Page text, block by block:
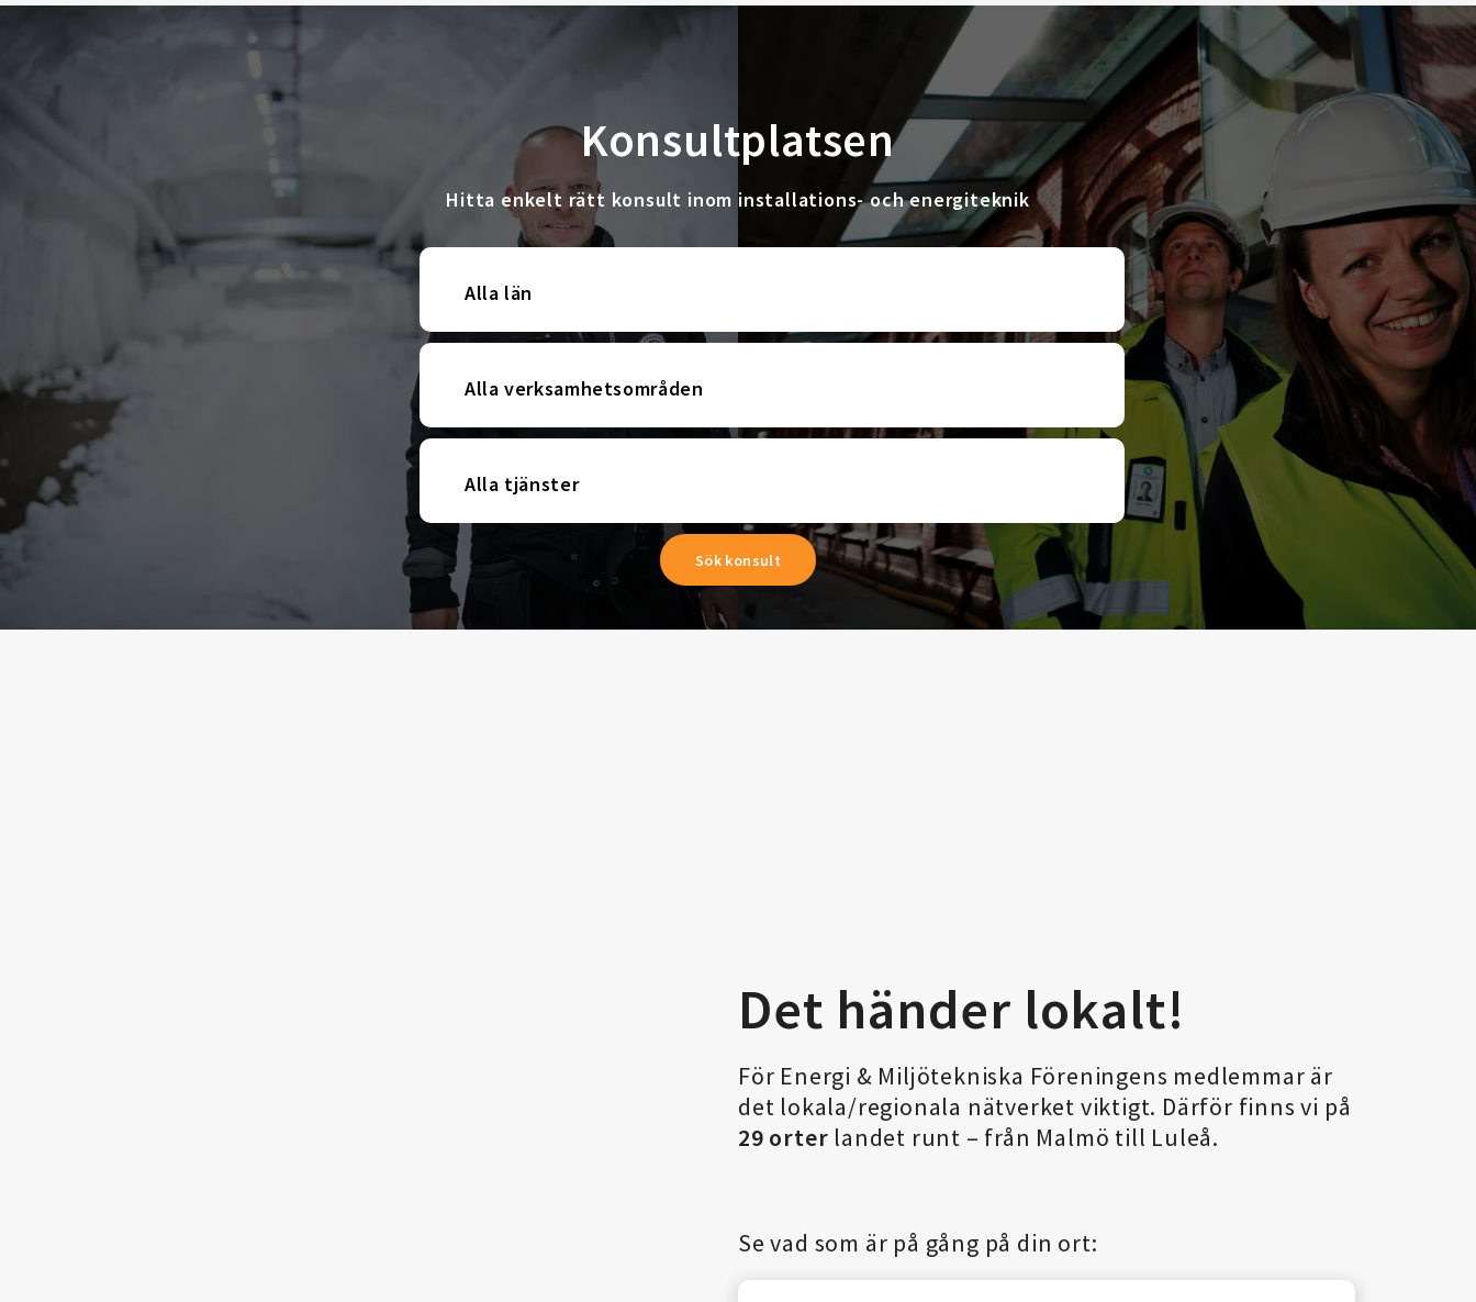
Konsultplatsen
Hitta enkelt rätt konsult inom installations- och energiteknik
Alla län
Alla verksamhetsområden
Alla tjänster
Det händer lokalt!
För Energi & Miljötekniska Föreningens medlemmar är
det lokala/regionala nätverket viktigt. Därför finns vi på
29 orter landet runt – från Malmö till Luleå.
Se vad som är på gång på din ort: